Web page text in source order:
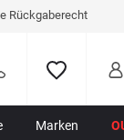
Rückgaberecht
Marken